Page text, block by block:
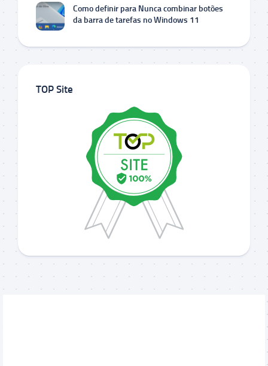
Como definir para Nunca combinar botões
da barra de tarefas no Windows 11
TOP Site